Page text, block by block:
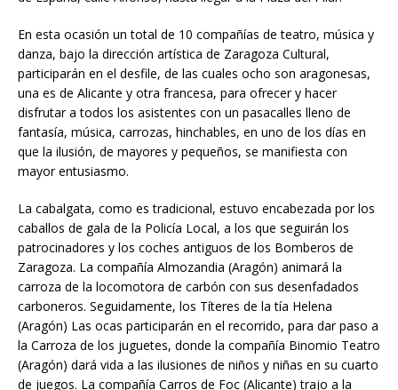
En esta ocasión un total de 10 compañías de teatro, música y
danza, bajo la dirección artística de Zaragoza Cultural,
participarán en el desfile, de las cuales ocho son aragonesas,
una es de Alicante y otra francesa, para ofrecer y hacer
disfrutar a todos los asistentes con un pasacalles lleno de
fantasía, música, carrozas, hinchables, en uno de los días en
que la ilusión, de mayores y pequeños, se manifiesta con
mayor entusiasmo.
La cabalgata, como es tradicional, estuvo encabezada por los
caballos de gala de la Policía Local, a los que seguirán los
patrocinadores y los coches antiguos de los Bomberos de
Zaragoza. La compañía Almozandia (Aragón) animará la
carroza de la locomotora de carbón con sus desenfadados
carboneros. Seguidamente, los Títeres de la tía Helena
(Aragón) Las ocas participarán en el recorrido, para dar paso a
la Carroza de los juguetes, donde la compañía Binomio Teatro
(Aragón) dará vida a las ilusiones de niños y niñas en su cuarto
de juegos. La compañía Carros de Foc (Alicante) trajo a la